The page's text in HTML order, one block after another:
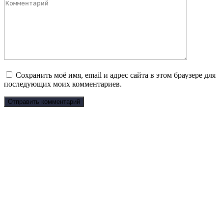
Сохранить моё имя, email и адрес сайта в этом браузере для
последующих моих комментариев.